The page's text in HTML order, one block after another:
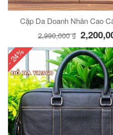
Cặp Da Doanh Nhân Cao
2,990,000₫
- 24%